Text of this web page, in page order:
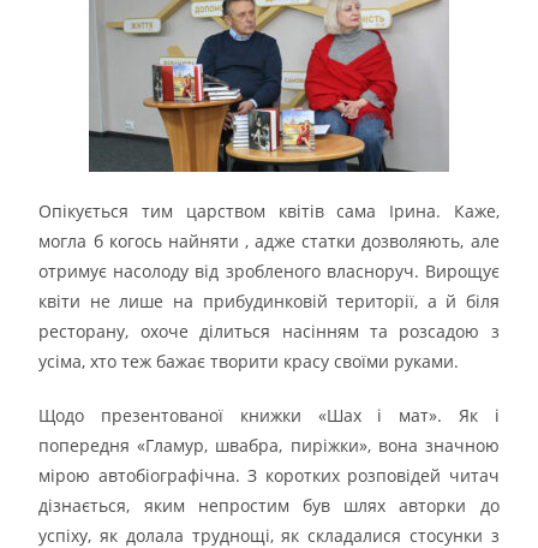
Опікується тим царством квітів сама Ірина. Каже,
могла б когось найняти , адже статки дозволяють, але
отримує насолоду від зробленого власноруч. Вирощує
квіти не лише на прибудинковій території, а й біля
ресторану, охоче ділиться насінням та розсадою з
усіма, хто теж бажає творити красу своїми руками.
Щодо презентованої книжки «Шах і мат». Як і
попередня «Гламур, швабра, пиріжки», вона значною
мірою автобіографічна. З коротких розповідей читач
дізнається, яким непростим був шлях авторки до
успіху, як долала труднощі, як складалися стосунки з